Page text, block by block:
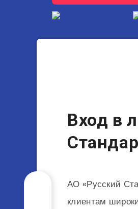
Вход в
АО «Русский
клиентам